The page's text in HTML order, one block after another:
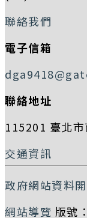
聯絡我們
電子信箱
聯絡地址
115201 臺北
交通資訊
政府網站資料
網站導覽 版號